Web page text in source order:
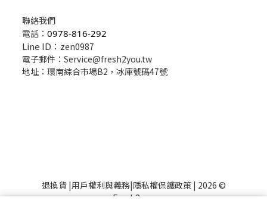
聯絡我們
電話： 0978-816-292
Line ID： zen0987
電子郵件：Service@fresh2you.tw
地址：環南綜合市場B2，冰庫號碼47號
退換貨 |用戶權利與義務|隱私權保護政策| 2026 ©
Fresh2you